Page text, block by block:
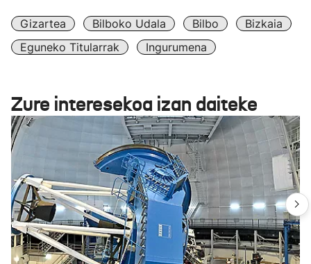
Gizartea Bilboko Udala Bilbo
Bizkaia
Eguneko Titularrak
Ingurumena
Zure interesekoa izan daiteke